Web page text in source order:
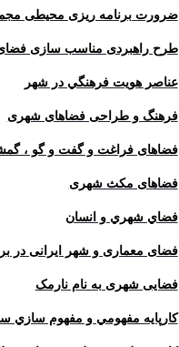
ضرورت برنامه ریزی محیطی
طرح راهبردی مناسب سازی
عناصر هويت فرهنگي در شهر
فرهنگ و طراحی فضاهای شهری
فضاهای فراغت و گفت و گو ،
فضاهای مکث شهری
فضاي شهري و انسان
فضای معماری و شهر ایرانی در
فضایی شهری به نام نارمک
كارپايه مفهومي و مفهوم سازي